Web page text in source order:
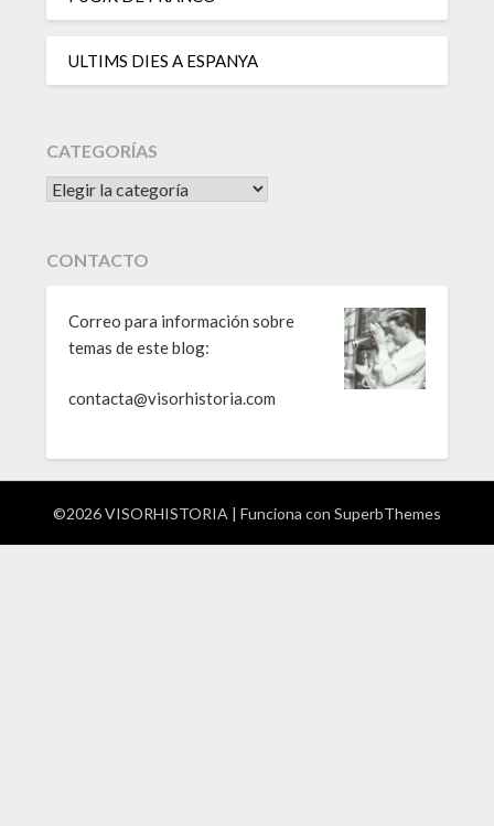
ULTIMS DIES A ESPANYA
CATEGORÍAS
CATEGORÍAS
CONTACTO
Correo para información sobre
temas de este blog:
contacta@visorhistoria.com
©2026 VISORHISTORIA | Funciona con SuperbThemes